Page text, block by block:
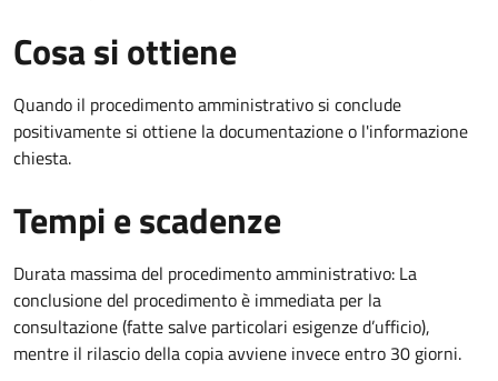
Cosa si ottiene
Quando il procedimento amministrativo si conclude
positivamente si ottiene la documentazione o l'informazione
chiesta.
Tempi e scadenze
Durata massima del procedimento amministrativo: La
conclusione del procedimento è immediata per la
consultazione (fatte salve particolari esigenze d’ufficio),
mentre il rilascio della copia avviene invece entro 30 giorni.